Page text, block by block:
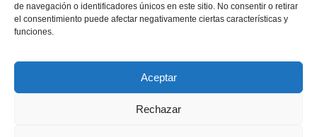
de navegación o identificadores únicos en este sitio. No consentir o retirar
el consentimiento puede afectar negativamente ciertas características y
funciones.
Aceptar
Rechazar